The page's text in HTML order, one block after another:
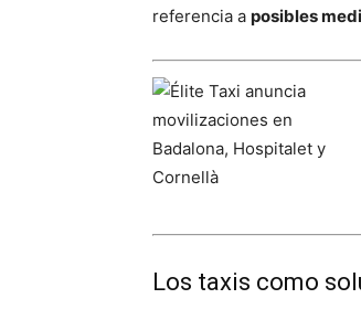
referencia a posibles
Los taxis como